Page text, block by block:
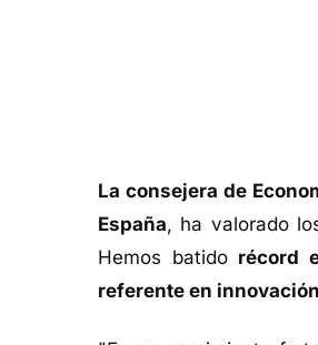
La consejera de
España, ha valorado
Hemos batido récord
referente en innovación